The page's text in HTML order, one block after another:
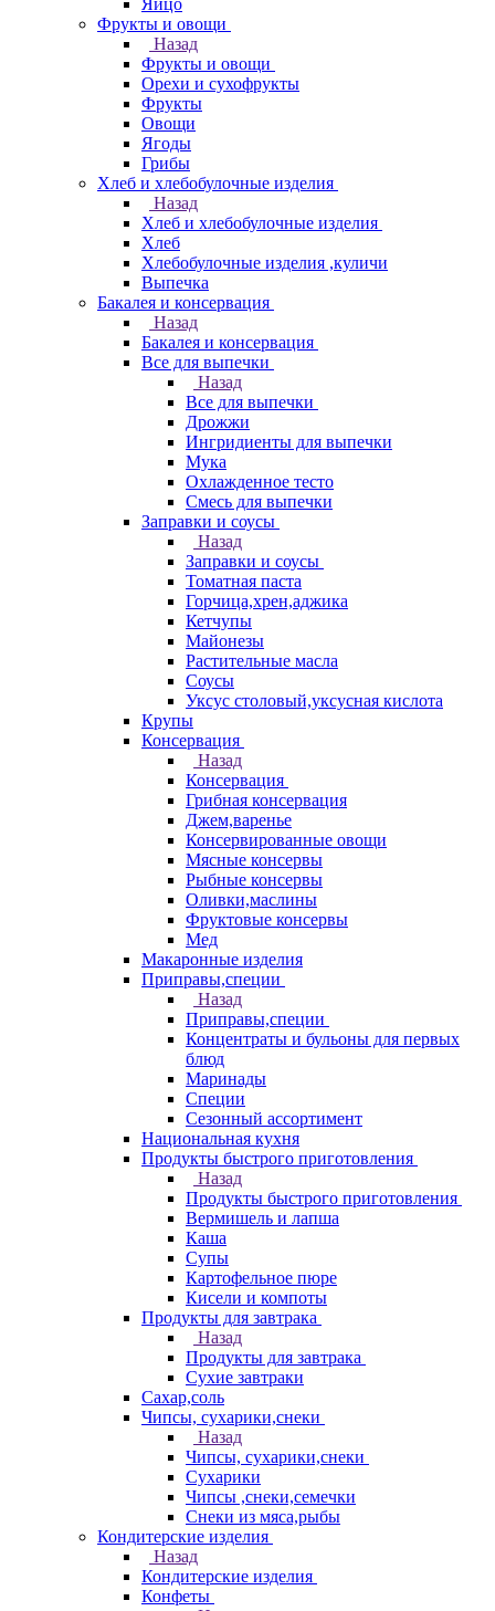
Яйцо
Фрукты и овощи
Назад
Фрукты и овощи
Орехи и сухофрукты
Фрукты
Овощи
Ягоды
Грибы
Хлеб и хлебобулочные изделия
Назад
Хлеб и хлебобулочные изделия
Хлеб
Хлебобулочные изделия ,куличи
Выпечка
Бакалея и консервация
Назад
Бакалея и консервация
Все для выпечки
Назад
Все для выпечки
Дрожжи
Ингридиенты для выпечки
Мука
Охлажденное тесто
Смесь для выпечки
Заправки и соусы
Назад
Заправки и соусы
Томатная паста
Горчица,хрен,аджика
Кетчупы
Майонезы
Растительные масла
Соусы
Уксус столовый,уксусная кислота
Крупы
Консервация
Назад
Консервация
Грибная консервация
Джем,варенье
Консервированные овощи
Мясные консервы
Рыбные консервы
Оливки,маслины
Фруктовые консервы
Мед
Макаронные изделия
Приправы,специи
Назад
Приправы,специи
Концентраты и бульоны для первых
блюд
Маринады
Специи
Сезонный ассортимент
Национальная кухня
Продукты быстрого приготовления
Назад
Продукты быстрого приготовления
Вермишель и лапша
Каша
Супы
Картофельное пюре
Кисели и компоты
Продукты для завтрака
Назад
Продукты для завтрака
Сухие завтраки
Сахар,соль
Чипсы, сухарики,снеки
Назад
Чипсы, сухарики,снеки
Сухарики
Чипсы ,снеки,семечки
Снеки из мяса,рыбы
Кондитерские изделия
Назад
Кондитерские изделия
Конфеты